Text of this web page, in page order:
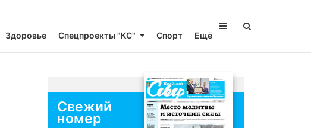
Здоровье Спецпроекты "КС" Спорт Ещё
Свежий
номер